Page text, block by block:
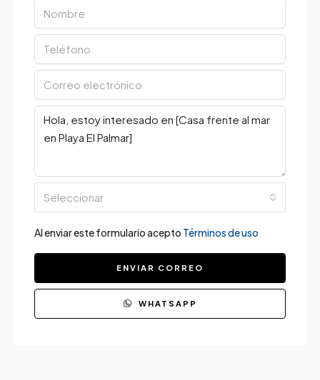
Seleccionar
Al enviar este formulario acepto Términos de uso
ENVIAR CORREO
WHATSAPP